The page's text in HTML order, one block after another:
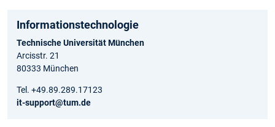
Informationstechnologie
Technische Universität München
Arcisstr. 21
80333 München
Tel. +49.89.289.17123
it-support@tum.de